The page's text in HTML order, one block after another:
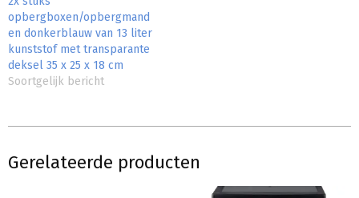
opbergboxen/opbergmand
en donkerblauw van 13 liter
kunststof met transparante
deksel 35 x 25 x 18 cm
Soortgelijk bericht
Gerelateerde producten